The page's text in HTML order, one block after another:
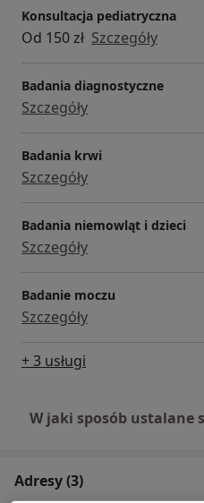
panieńskie: Górska)
Konsultacja pediatryczna
Od 150 zł Szczegóły
Badania diagnostyczne
Szczegóły
Badania krwi
Szczegóły
Badania niemowląt i dzieci
Szczegóły
Badanie moczu
Szczegóły
+ 3 usługi
W jaki sposób ustalane
Adresy (3)